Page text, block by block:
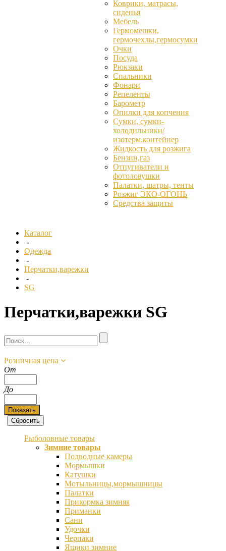
Коврики, матрасы,
сиденья
Мебель
Гермомешки,
гермочехлы,гермосумки
Очки
Посуда
Рюкзаки
Спальники
Фонари
Репеленты
Барометр
Опилки для копчения
Сумки, сумки-
холодильники/
изотерм.контейнер
Жидкость для розжига
Бензин,газ
Отпугиватели и
фотоловушки
Палатки, шатры, тенты
Розжиг ЭКО-ОГОНЬ
Средства защиты
Каталог
-
Одежда
-
Перчатки,варежки
-
SG
Перчатки,варежки SG
Розничная цена
От
До
Рыболовные товары
Зимние товары
Подводные камеры
Мормышки
Катушки
Мотыльницы,мормышницы
Палатки
Прикормка зимняя
Приманки
Сани
Удочки
Черпаки
Ящики зимние